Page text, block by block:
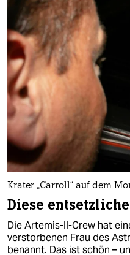
Krater „Carroll“ auf dem
Diese
Die Artemis-II-Crew hat
verstorbenen Frau des
benannt. Das ist schön –